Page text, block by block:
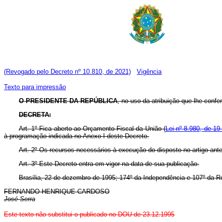
(Revogado pelo Decreto nº 10.810, de 2021) Vigência
Texto para impressão
O PRESIDENTE DA REPÚBLICA, no uso da atribuição que lhe
DECRETA:
Art. 1º Fica aberto ao Orçamento Fiscal da União (Lei nº 8.980, de
à programação indicada no Anexo I deste Decreto.
Art. 2º Os recursos necessários à execução do disposto no artigo
Art. 3º Este Decreto entra em vigor na data de sua publicação.
Brasília, 22 de dezembro de 1995; 174º da Independência e 107º da
FERNANDO HENRIQUE CARDOSO
José Serra
Este texto não substitui o publicado no DOU de 23.12.1995